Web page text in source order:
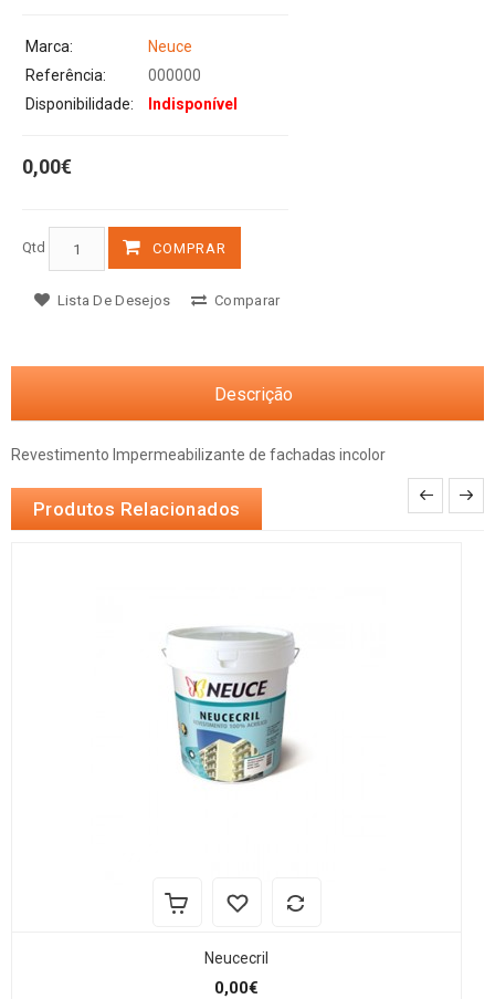
Marca:
Neuce
Referência:
000000
Disponibilidade:
Indisponível
0,00€
Qtd COMPRAR
Lista De Desejos Comparar
Descrição
Revestimento Impermeabilizante de fachadas incolor
Produtos Relacionados
Neucecril
0,00€